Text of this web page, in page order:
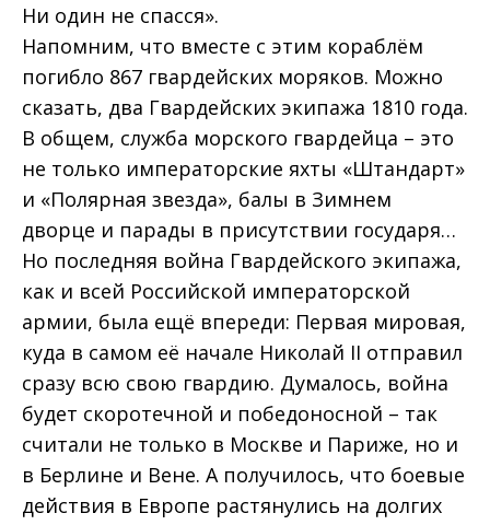
Ни один не спасся».
Напомним, что вместе с этим кораблём
погибло 867 гвардейских моряков. Можно
сказать, два Гвардейских экипажа 1810 года.
В общем, служба морского гвардейца – это
не только императорские яхты «Штандарт»
и «Полярная звезда», балы в Зимнем
дворце и парады в присутствии государя…
Но последняя война Гвардейского экипажа,
как и всей Российской императорской
армии, была ещё впереди: Первая мировая,
куда в самом её начале Николай II отправил
сразу всю свою гвардию. Думалось, война
будет скоротечной и победоносной – так
считали не только в Москве и Париже, но и
в Берлине и Вене. А получилось, что боевые
действия в Европе растянулись на долгих